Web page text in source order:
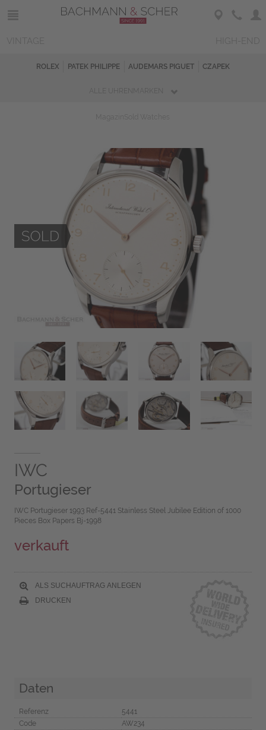
ROLEX PATEK PHILIPPE AUDEMARS PIGUET CZAPEK
IWC
Portugieser
IWC Portugieser 1993 Ref-5441 Stainless Steel Jubilee Edition of 1000
Pieces Box Papers Bj-1998
verkauft
ALS SUCHAUFTRAG ANLEGEN
DRUCKEN
Daten
Referenz
5441
Code
AW234